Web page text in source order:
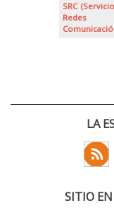
SRC
Redes
LA
SITIO